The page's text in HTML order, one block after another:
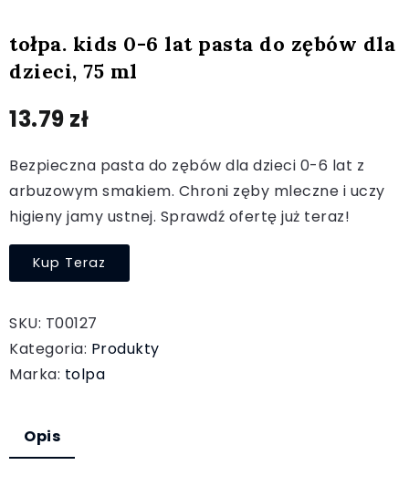
tołpa. kids 0-6 lat pasta do zębów dla
dzieci, 75 ml
13.79 zł
Bezpieczna pasta do zębów dla dzieci 0-6 lat z
arbuzowym smakiem. Chroni zęby mleczne i uczy
higieny jamy ustnej. Sprawdź ofertę już teraz!
Kup Teraz
SKU: T00127
Kategoria: Produkty
Marka: tolpa
Opis